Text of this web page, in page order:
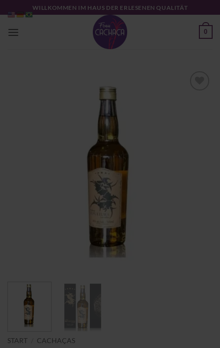
Inhalt
springen
WILLKOMMEN IM HAUS DER ERLESENEN QUALITÄT
0
START CACHAÇAS